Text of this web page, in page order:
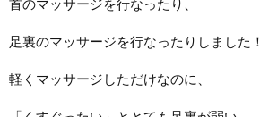
足裏のマッサージを行なったりしました！
軽くマッサージしただけなのに、